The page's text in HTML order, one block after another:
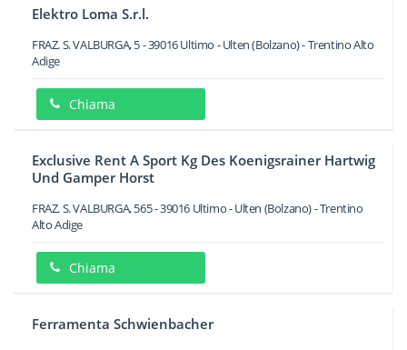
Elektro Loma S.r.l.
FRAZ. S. VALBURGA, 5-39016Ultimo - Ulten(Bolzano) -Trentino Alto
Adige
Chiama
Exclusive Rent A Sport Kg Des Koenigsrainer Hartwig
Und Gamper Horst
FRAZ. S. VALBURGA, 565-39016 Ultimo - Ulten (Bolzano) -Trentino
Alto Adige
Chiama
Ferramenta Schwienbacher